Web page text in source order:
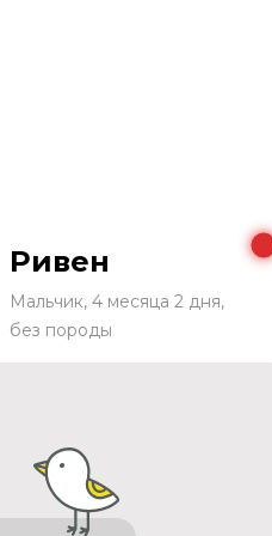
Ривен
Мальчик, 4 месяца 2 дня,
без породы